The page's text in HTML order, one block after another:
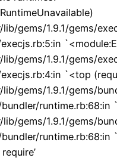
gems/1.9.1/gems/
gems/1.9.1/gems/
`<top
gems/1.9.1/gems/
runtime.rb:68:in
gems/1.9.1/gems/
bundler/runtime.rb:68:in